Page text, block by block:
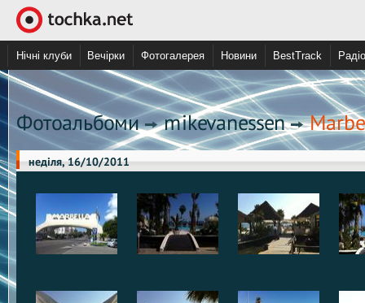
Нічні клуби Вечірки Фотогалерея Новини BestTrack
Фотоальбоми mikevanessen
неділя, 16/10/2011